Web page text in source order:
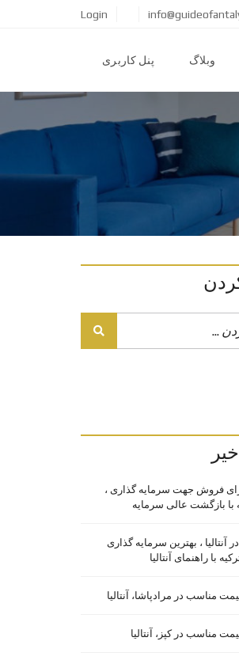
Login
وبلاگ پنل کاربری
فروش جهت سرمایه گذاری ،
با بازگشت عالی سرمایه
آنتالیا ، بهترین سرمایه گذاری
با راهنمای آنتالیا
مناسب در مرادپاشا، آنتالیا
مناسب در کپز، آنتالیا